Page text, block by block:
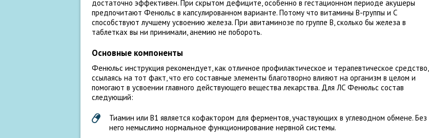
достаточно эффективен. При скрытом дефиците, особенно в гестационном периоде акушеры
предпочитают Фенюльс в капсулированном варианте. Потому что витамины В-группы и С
способствуют лучшему усвоению железа. При авитаминозе по группе В, сколько бы железа в
таблетках вы ни принимали, анемию не побороть.
Основные компоненты
Фенюльс инструкция рекомендует, как отличное профилактическое и терапевтическое средство,
ссылаясь на тот факт, что его составные элементы благотворно влияют на организм в целом и
помогают в усвоении главного действующего вещества лекарства. Для ЛС Фенюльс состав
следующий:
Тиамин или В1 является кофактором для ферментов, участвующих в углеводном обмене. Без
него немыслимо нормальное функционирование нервной системы.